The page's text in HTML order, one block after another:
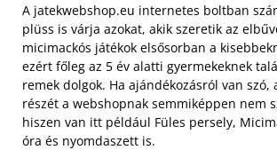
A jatekwebshop.eu internetes boltban
plüss is várja azokat, akik szeretik az
micimackós játékok elsősorban a
ezért főleg az 5 év alatti gyermekeknek
remek dolgok. Ha ajándékozásról van szó,
részét a webshopnak semmiképpen nem
hiszen van itt például Füles persely,
óra és nyomdaszett is.